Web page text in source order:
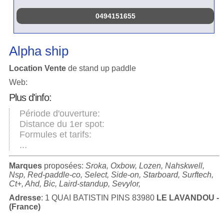
0494151655
Alpha ship
Location Vente de stand up paddle
Web:
Plus d'info:
Période d'ouverture:
Distance du 1er spot:
Formules et tarifs:
...
Marquesproposées: Sroka, Oxbow, Lozen, Nahskwell,
Nsp, Red-paddle-co, Select, Side-on, Starboard, Surftech,
Ct+, Ahd, Bic, Laird-standup, Sevylor,
Adresse: 1 QUAI BATISTIN PINS 83980 LE LAVANDOU -
(France)